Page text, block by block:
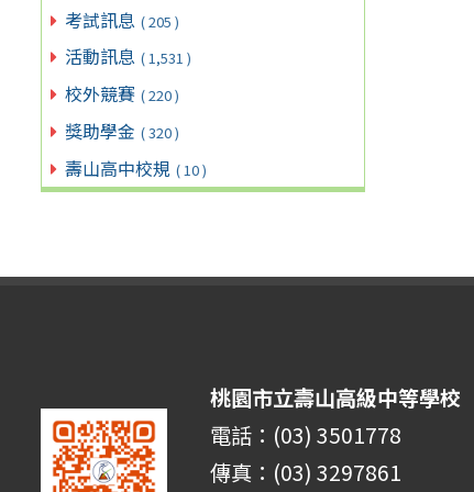
考試訊息 ( 205 )
活動訊息 ( 1,531 )
校外競賽 ( 220 )
獎助學金 ( 320 )
壽山高中校規 ( 10 )
桃園市立壽山高級中等學校
電話：(03) 3501778
傳真：(03) 3297861